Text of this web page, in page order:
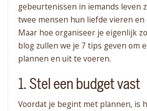
gebeurtenissen in iemands leven
twee mensen hun liefde vieren
Maar hoe organiseer je eigenlijk
blog zullen we je 7 tips geven om
plannen en uit te voeren.
1. Stel een budget vast
Voordat je begint met plannen, is